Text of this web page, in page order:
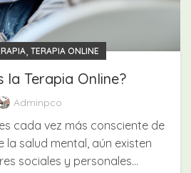
, TERAPIA ONLINE
la Terapia Online?
Adminpco
cada vez más consciente de
la salud mental, aún existen
sociales y personales...